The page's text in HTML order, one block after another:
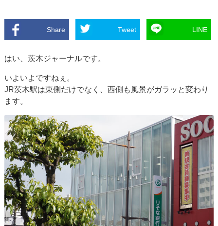
Share Tweet LINE
はい、茨木ジャーナルです。
いよいよですねぇ。
JR茨木駅は東側だけでなく、西側も風景がガラッと変わり
ます。